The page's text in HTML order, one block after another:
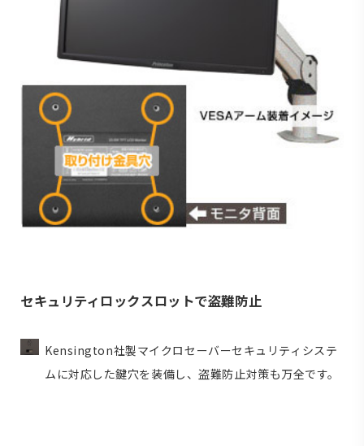
セキュリティロックスロットで盗難防止
Kensington社製マイクロセーバーセキュリティシステ
ムに対応した鍵穴を装備し、盗難防止対策も万全です。